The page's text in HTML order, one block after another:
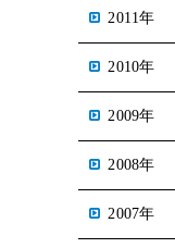
2011年
2010年
2009年
2008年
2007年